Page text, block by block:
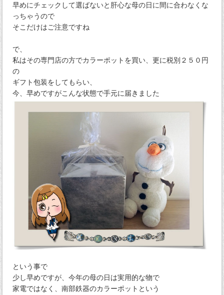
早めにチェックして選ばないと肝心な母の日に間に合わなくな
っちゃうので
そこだけはご注意ですね
で、
私はその専門店の方でカラーポットを買い、更に税別２５０円
の
ギフト包装をしてもらい、
今、早めですがこんな状態で手元に届きました
という事で
少し早めですが、今年の母の日は実用的な物で
家電ではなく、南部鉄器のカラーポットという